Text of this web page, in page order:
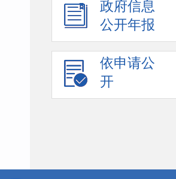
政府信息
公开年报
依申请公
开